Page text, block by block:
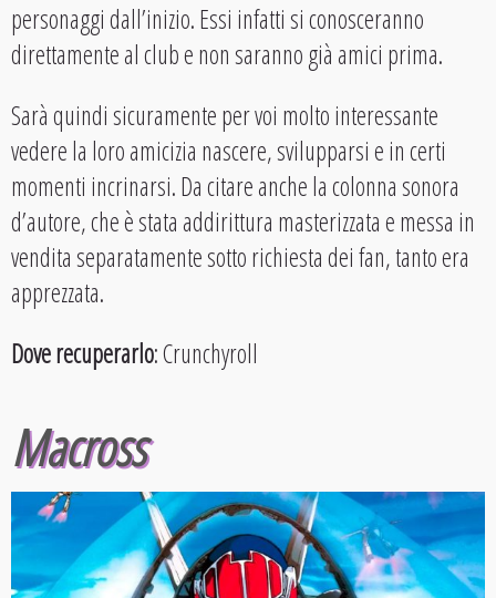
personaggi dall’inizio. Essi infatti si conosceranno
direttamente al club e non saranno già amici prima.
Sarà quindi sicuramente per voi molto interessante
vedere la loro amicizia nascere, svilupparsi e in certi
momenti incrinarsi. Da citare anche la colonna sonora
d’autore, che è stata addirittura masterizzata e messa in
vendita separatamente sotto richiesta dei fan, tanto era
apprezzata.
Dove recuperarlo: Crunchyroll
Macross